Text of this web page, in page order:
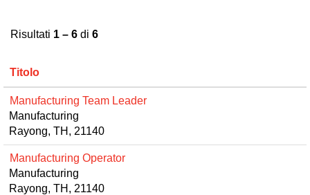
Risultati 1 – 6 di 6
Titolo
Manufacturing Team Leader
Manufacturing
Rayong, TH, 21140
Manufacturing Operator
Manufacturing
Rayong, TH, 21140